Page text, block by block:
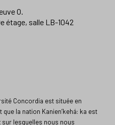
O.
étage, salle LB-1042
Concordia est située en
la nation Kanien’kehá: ka est
sur lesquelles nous nous